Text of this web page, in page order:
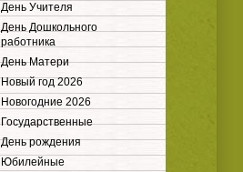
День Учителя
День Дошкольного
работника
День Матери
Новый год 2026
Новогодние 2026
Государственные
День рождения
Юбилейные